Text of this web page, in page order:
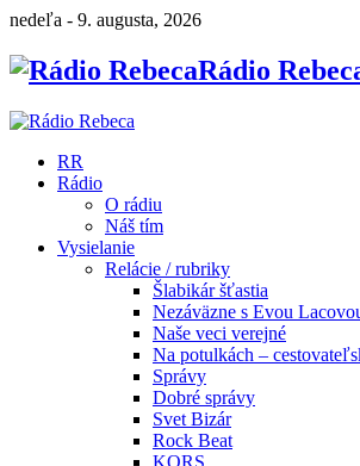
nedeľa - 9. augusta, 2026
Rádio
RR
Rádio
O rádiu
Náš tím
Vysielanie
Relácie / rubriky
Šlabikár šťastia
Nezáväzne s Evou
Naše veci verejné
Na potulkách –
Správy
Dobré správy
Svet Bizár
Rock Beat
KORS